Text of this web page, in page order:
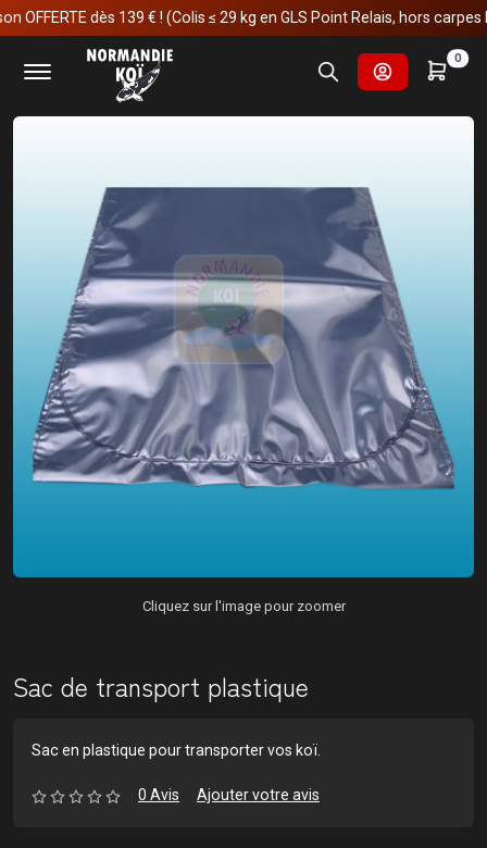
dès 139 € ! (Colis ≤ 29 kg en GLS Point Relais, hors carpes koï)
0
Accueil Soins et manipulations
Manipulations
Sac de transport plastique
Cliquez sur l'image pour zoomer
Sac de transport plastique
Sac en plastique pour transporter vos koï.
0 Avis Ajouter votre avis